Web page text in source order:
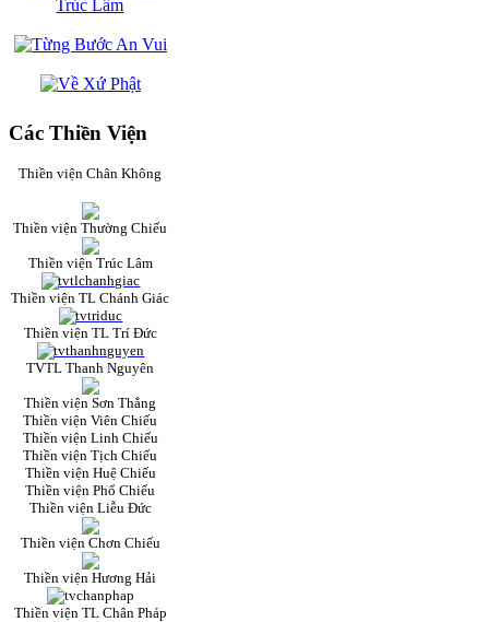
Các Thiền Viện
Thiền viện Chân Không
Thiền viện Thường Chiếu
Thiền viện Trúc Lâm
Thiền viện TL Chánh Giác
Thiền viện TL Trí Đức
TVTL Thanh Nguyên
Thiền viện Sơn Thắng
Thiền viện Viên Chiếu
Thiền viện Linh Chiếu
Thiền viện Tịch Chiếu
Thiền viện Huệ Chiếu
Thiền viện Phổ Chiếu
Thiền viện Liễu Đức
Thiền viện Chơn Chiếu
Thiền viện Hương Hải
Thiền viện TL Chân Pháp